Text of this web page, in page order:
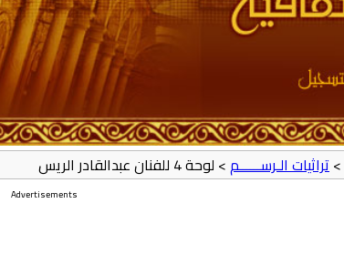
>تراثيات الـرســــــم> لوحة 4 للفنان عبدالقادر الريس
Advertisements